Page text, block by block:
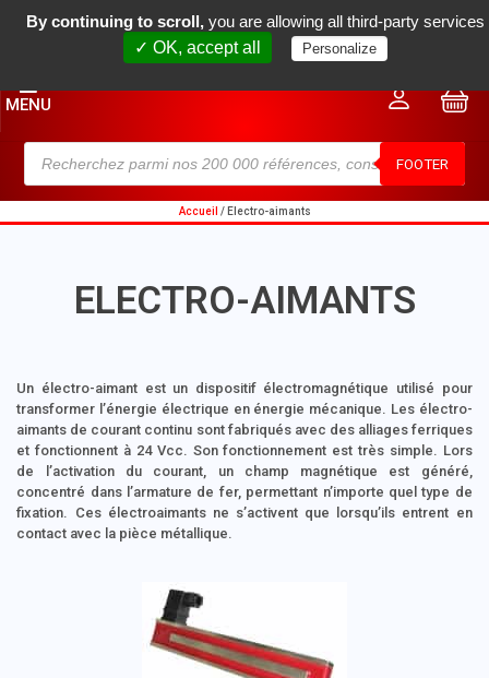
(+33) 04 78 34 18 80 contact@rm2m.fr
FOOTER
MENU
Accueil / Electro-aimants
ELECTRO-AIMANTS
Un électro-aimant est un dispositif électromagnétique utilisé pour
transformer l’énergie électrique en énergie mécanique. Les électro-
aimants de courant continu sont fabriqués avec des alliages ferriques
et fonctionnent à 24 Vcc. Son fonctionnement est très simple. Lors
de l’activation du courant, un champ magnétique est généré,
concentré dans l’armature de fer, permettant n’importe quel type de
fixation. Ces électroaimants ne s’activent que lorsqu’ils entrent en
contact avec la pièce métallique.
By continuing to scroll, you are allowing all third-party services
✓ OK, accept all
Personalize